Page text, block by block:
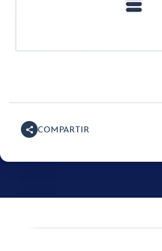
COMPARTIR